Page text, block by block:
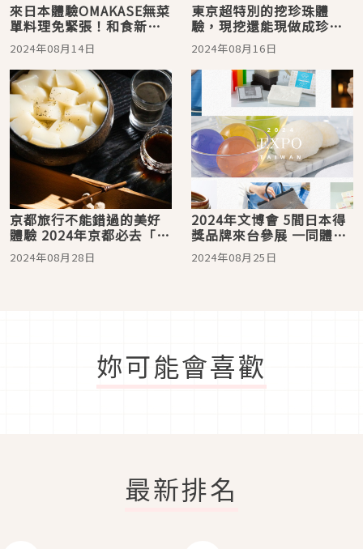
來日本體驗OMAKASE無菜
單料理免緊張！和食新手
知識教給你
2024年08月14日
東京超特別的挖珍珠體
驗，現挖還能現做成珍珠
飾品！「東京真珠体験／
Pearl Workshop」等你來
探索
2024年08月16日
京都旅行不能錯過的美好
體驗 2024年京都必去「京
菓子」五大名店！
2024年08月28日
2024年文博會 5間日本得
獎品牌來台參展 一同體驗
最道地的款待之選！
2024年08月25日
妳可能會喜歡
最新排名